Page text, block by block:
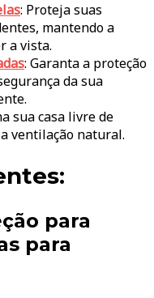
: Proteja suas
mantendo a
a vista.
: Garanta a proteção
da sua
sua casa livre de
ventilação natural.
para
para